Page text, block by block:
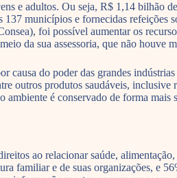
e adultos. Ou seja, R$ 1,14 bilhão
municípios e fornecidas refeições
foi possível aumentar os
da sua assessoria, que não houve
causa do poder das grandes
outros produtos saudáveis, inclusive
é conservado de forma mais
ao relacionar saúde,
familiar e de suas organizações, e